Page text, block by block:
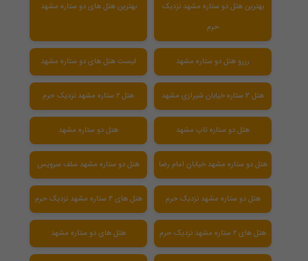
بهترین هتل دو ستاره مشهد نزدیک
حرم
بهترین هتل های دو ستاره مشهد
رزرو هتل دو ستاره مشهد لیست هتل های دو ستاره مشهد
هتل 2 ستاره خیابان شیرازی مشهد هتل ۲ ستاره مشهد نزدیک حرم
هتل دو ستاره تاپ مشهد هتل دو ستاره مشهد
هتل دو ستاره مشهد خیابان امام رضا هتل دو ستاره مشهد سلف سرویس
هتل دو ستاره مشهد نزدیک حرم هتل های 2 ستاره مشهد نزدیک حرم
هتل های ۲ ستاره مشهد نزدیک حرم هتل های دو ستاره مشهد